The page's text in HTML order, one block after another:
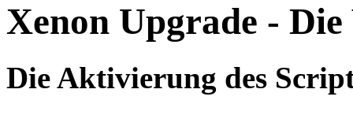
Xenon Upgrade -
Die Aktivierung des